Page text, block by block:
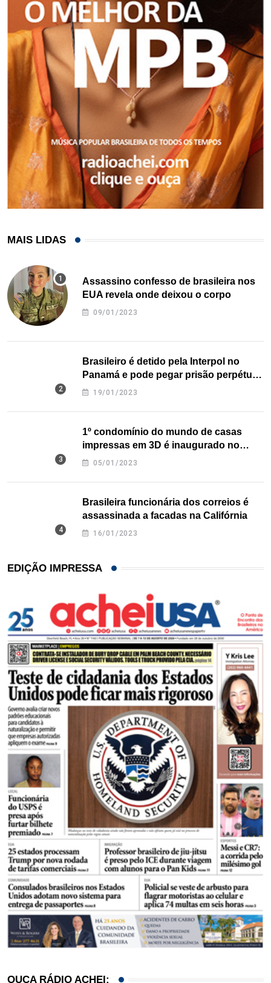
MAIS LIDAS
Assassino confesso de brasileira nos
EUA revela onde deixou o corpo
09/01/2023
Brasileiro é detido pela Interpol no
Panamá e pode pegar prisão perpétua
nos EUA
19/01/2023
1º condomínio do mundo de casas
impressas em 3D é inaugurado no
Texas
05/01/2023
Brasileira funcionária dos correios é
assassinada a facadas na Califórnia
16/01/2023
EDIÇÃO IMPRESSA
OUÇA RÁDIO ACHEI: